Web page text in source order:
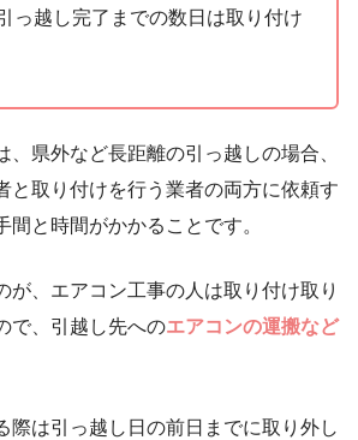
っ越し完了までの数日は取り付け
、県外など長距離の引っ越しの場合、
と取り付けを行う業者の両方に依頼す
間と時間がかかることです。
が、エアコン工事の人は取り付け取り
で、引越し先へのエアコンの運搬など
際は引っ越し日の前日までに取り外し